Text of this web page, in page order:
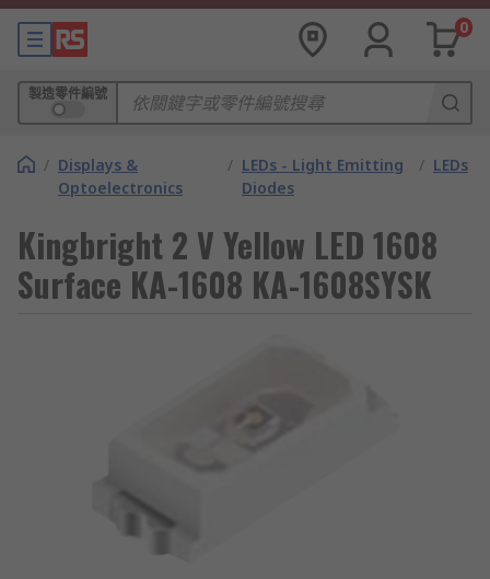
0
製造零件編號
/ Displays &
Optoelectronics
/ LEDs - Light Emitting
Diodes
/ LEDs
Kingbright 2 V Yellow LED 1608
Surface KA-1608 KA-1608SYSK